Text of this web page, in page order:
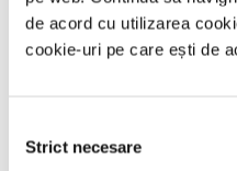
de acord cu utilizarea
cookie-uri pe care ești de
Selection
Strict necesare
persistentă.